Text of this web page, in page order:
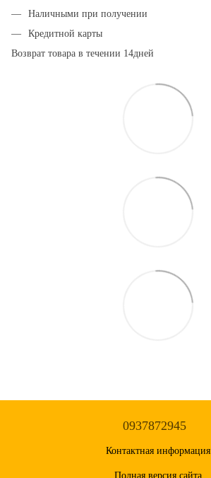
Наличными при получении
Кредитной карты
Возврат товара в течении 14дней
0937872945
Контактная информация
Полная версия сайта